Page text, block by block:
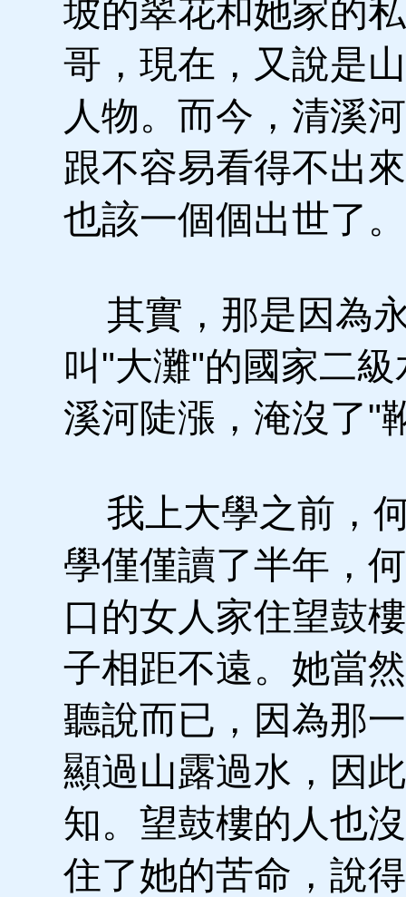
坡的翠花和她家的
哥，現在，又說是
人物。而今，清溪
跟不容易看得不出
也該一個個出世了。
其實，那是因為
叫"大灘"的國家二
溪河陡漲，淹沒了"
我上大學之前，
學僅僅讀了半年，
口的女人家住望鼓
子相距不遠。她當
聽說而已，因為那
顯過山露過水，因
知。望鼓樓的人也
住了她的苦命，說